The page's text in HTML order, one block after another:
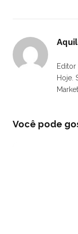
Hoje.
Você pode